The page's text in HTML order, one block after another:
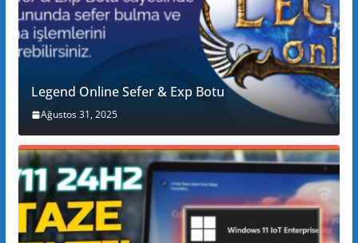
Legend Online Sefer & Exp Botu
Ağustos 31, 2025